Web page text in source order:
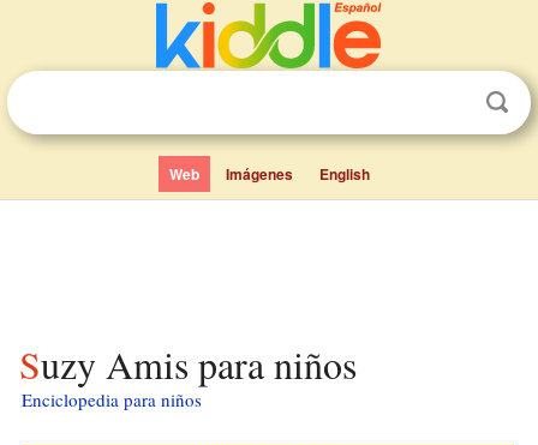
Web Imágenes English
Suzy Amis para niños
Enciclopedia para niños